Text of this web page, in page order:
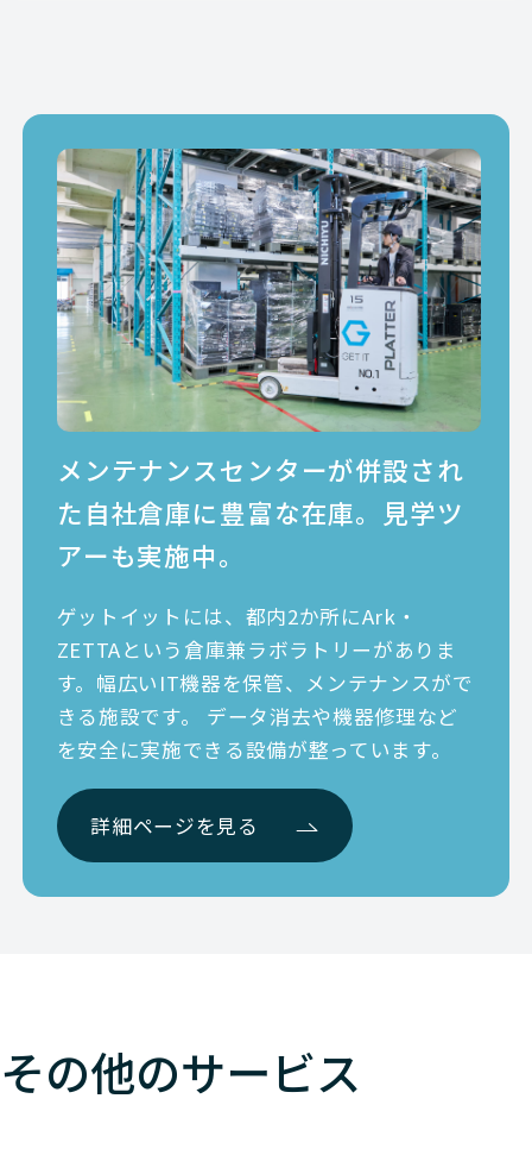
メンテナンスセンターが併設され
た自社倉庫に豊富な在庫。見学ツ
アーも実施中。
ゲットイットには、都内2か所にArk・
ZETTAという倉庫兼ラボラトリーがありま
す。幅広いIT機器を保管、メンテナンスがで
きる施設です。 データ消去や機器修理など
を安全に実施できる設備が整っています。
詳細ページを見る
その他のサービス